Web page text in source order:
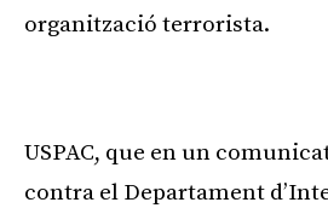
organització terrorista.
USPAC, que en un
contra el Departament